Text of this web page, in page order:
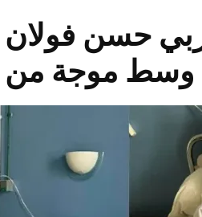
حسن
وسط موجة من